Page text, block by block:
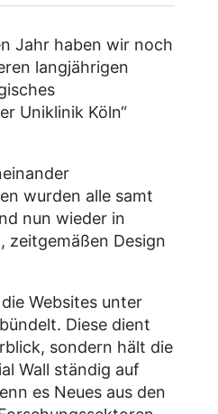
Jahr haben wir noch
langjährigen
Uniklinik Köln“
wurden alle samt
nun wieder in
zeitgemäßen Design
Websites unter
Diese dient
sondern hält die
Wall ständig auf
es Neues aus den